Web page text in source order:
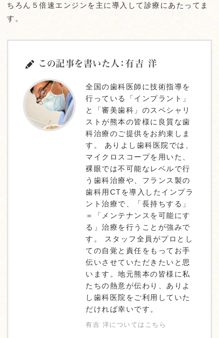
ちろん５倍速エンジンを主に導入して診療にあたってま
す。
この記事を書いた人：有吉 洋
全国の歯科医師に技術指導を
行っている「インプラント」
と「審美歯科」のスペシャリ
ストが熊本の皆様に良質な歯
科治療のご提供をお約束しま
す。 ありよし歯科医院では、
マイクロスコープを用いた、
裸眼では不可能なレベルで行
う歯科治療や、フランス製の
歯科用CTを導入したインプラ
ント治療で、「長持ちする」
＝「メンテナンスを可能にす
る」治療を行うことが強みで
す。 スタッフ全員がプロとし
ての自覚と責任をもってお手
伝いさせていただきたいと思
います。地元熊本の皆様に私
たちの熱意が伝わり、ありよ
し歯科医院をご利用していた
だければ幸いです。
有吉 洋についてはこちら